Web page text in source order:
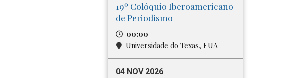
19º Colóquio Iberoamericano
de Periodismo
00:00
Universidade do Texas, EUA
04 NOV 2026